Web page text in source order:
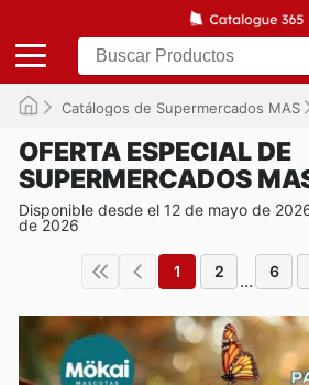
Catálogos de Supermercados MAS
OFERTA ESPECIAL DE
SUPERMERCADOS
Disponible desde el 12 de mayo de
de 2026
1 2 ... 6